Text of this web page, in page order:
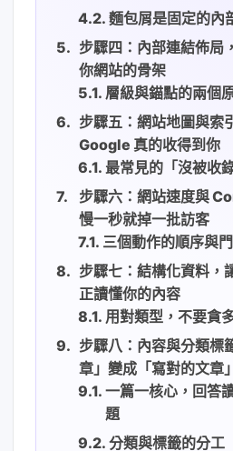
麵包屑是固定的內
步驟四：內部連結佈局
你網站的骨架
層級與錨點的兩個
步驟五：網站地圖與索
Google 真的收得到你
最常見的「沒被收
步驟六：網站速度與
慢一秒就掉一批訪客
三個動作的順序與
步驟七：結構化資料，
正讀懂你的內容
用對類型，不要貪
步驟八：內容與分類標
章」變成「寫對的文章」
一篇一核心，回答
題
分類與標籤的分工